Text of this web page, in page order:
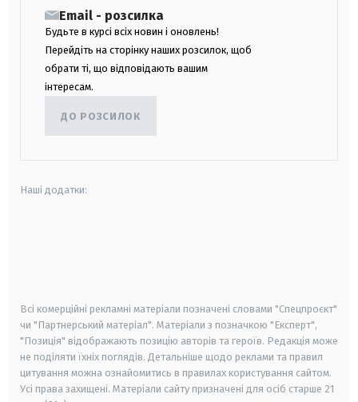
Email - розсилка
Будьте в курсі всіх новин і оновлень!
Перейдіть на сторінку наших розсилок, щоб
обрати ті, що відповідають вашим
інтересам.
ДО РОЗСИЛОК
Наші додатки:
Всі комерційні рекламні матеріали позначені словами "Спецпроєкт"
чи "Партнерський матеріал". Матеріали з позначкою "Експерт",
"Позиція" відображають позицію авторів та героїв. Редакція може
не поділяти їхніх поглядів. Детальніше щодо реклами та правил
цитування можна ознайомитись в правилах користування сайтом.
Усі права захищені. Матеріали сайту призначені для осіб старше 21